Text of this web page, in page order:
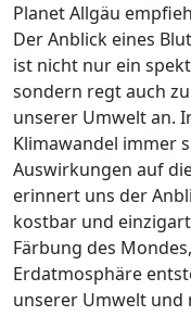
Planet Allgäu
Der Anblick eines
ist nicht nur ein
sondern regt auch
unserer Umwelt an.
Klimawandel immer
Auswirkungen auf
erinnert uns der
kostbar und
Färbung des
Erdatmosphäre
unserer Umwelt und